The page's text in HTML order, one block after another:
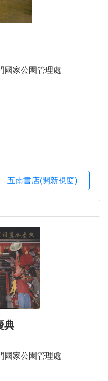
國家公園管理處
五南書店(開新視窗)
典
國家公園管理處